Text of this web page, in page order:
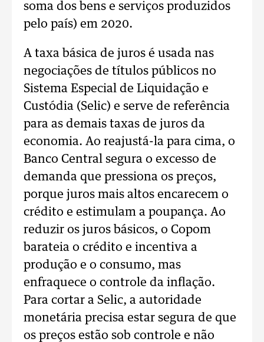
soma dos bens e serviços produzidos
pelo país) em 2020.
A taxa básica de juros é usada nas
negociações de títulos públicos no
Sistema Especial de Liquidação e
Custódia (Selic) e serve de referência
para as demais taxas de juros da
economia. Ao reajustá-la para cima, o
Banco Central segura o excesso de
demanda que pressiona os preços,
porque juros mais altos encarecem o
crédito e estimulam a poupança. Ao
reduzir os juros básicos, o Copom
barateia o crédito e incentiva a
produção e o consumo, mas
enfraquece o controle da inflação.
Para cortar a Selic, a autoridade
monetária precisa estar segura de que
os preços estão sob controle e não